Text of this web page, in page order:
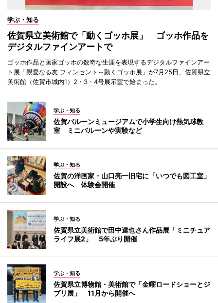
学ぶ・知る
佐賀県立美術館で「動くゴッホ展」 ゴッホ作品を
デジタルファインアートで
ゴッホ作品と画家ゴッホの数奇な生涯を表現するデジタルファインアー
ト展「親愛なる友 フィンセント～動くゴッホ展」が7月25日、佐賀県立
美術館（佐賀市城内1）2・3・4号展示室で始まった。
学ぶ・知る
佐賀バルーンミュージアムで小学生向け熱気球教
室 ミニバルーンや実験など
学ぶ・知る
佐賀の洋画家・山口亮一旧宅に「いつでも図工室」
開設へ 体験会開催
学ぶ・知る
佐賀県立美術館で田中達也さん作品展「ミニチュア
ライフ展2」 5年ぶり開催
学ぶ・知る
佐賀県立博物館・美術館で「金曜ロードショーとジ
ブリ展」 11月から開催へ